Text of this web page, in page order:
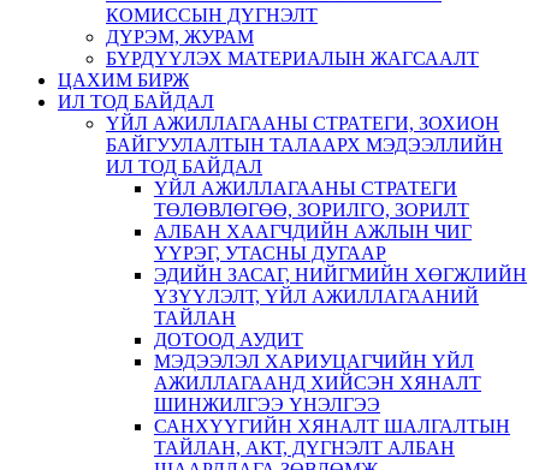
КОМИССЫН ДҮГНЭЛТ
ДҮРЭМ, ЖУРАМ
БҮРДҮҮЛЭХ МАТЕРИАЛЫН ЖАГСААЛТ
ЦАХИМ БИРЖ
ИЛ ТОД БАЙДАЛ
ҮЙЛ АЖИЛЛАГААНЫ СТРАТЕГИ, ЗОХИОН
БАЙГУУЛАЛТЫН ТАЛААРХ МЭДЭЭЛЛИЙН
ИЛ ТОД БАЙДАЛ
ҮЙЛ АЖИЛЛАГААНЫ СТРАТЕГИ
ТӨЛӨВЛӨГӨӨ, ЗОРИЛГО, ЗОРИЛТ
АЛБАН ХААГЧДИЙН АЖЛЫН ЧИГ
ҮҮРЭГ, УТАСНЫ ДУГААР
ЭДИЙН ЗАСАГ, НИЙГМИЙН ХӨГЖЛИЙН
ҮЗҮҮЛЭЛТ, ҮЙЛ АЖИЛЛАГААНИЙ
ТАЙЛАН
ДОТООД АУДИТ
МЭДЭЭЛЭЛ ХАРИУЦАГЧИЙН ҮЙЛ
АЖИЛЛАГААНД ХИЙСЭН ХЯНАЛТ
ШИНЖИЛГЭЭ ҮНЭЛГЭЭ
САНХҮҮГИЙН ХЯНАЛТ ШАЛГАЛТЫН
ТАЙЛАН, АКТ, ДҮГНЭЛТ АЛБАН